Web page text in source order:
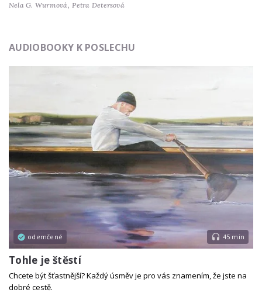
Nela G. Wurmová, Petra Detersová
AUDIOBOOKY K POSLECHU
odemčené 45 min
Tohle je štěstí
Chcete být šťastnější? Každý úsměv je pro vás znamením, že jste na
dobré cestě.